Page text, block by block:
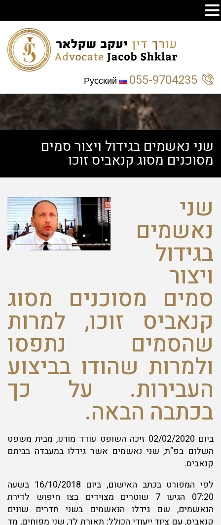
055-9704235
Русский
שני נאשמים בגידול ויצור סמים
מסוכנים מסוג קנאביס זוכו
שני
נאשמים
בגידול
ויצור
סמים מסוכנים מסוג
קנאביס זוכו, למרות
שהסמים נתפסו
ולמרות שהודו בביצוע
העבירות. על כך
בכתבה הבאה.
ביום 02/02/2020 זיכה השופט עודד מורנו, מבית משפט
השלום בפ"ת, שני נאשמים אשר גידלו במעבדה בביתם
קנאביס.
לפי המפורט בכתב האישום, ביום 16/10/2018 בשעה
07:20 הגיעו 7 שוטרים מצוידים בצו חיפוש לדירת
הנאשמים, שם גידלו הנאשמים בשני חדרים שונים
קנאביס, עם ציוד ייעודי הכולל: תאורת לד, שני מפוחים, מד